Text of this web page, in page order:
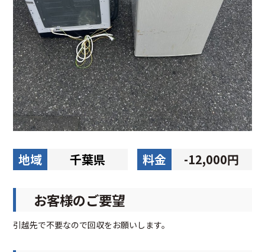
地域 千葉県 料金 -12,000円
お客様のご要望
引越先で不要なので回収をお願いします。